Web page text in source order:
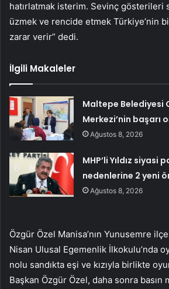
hatırlatmak isterim. Sevinç gösterileri
üzmek ve rencide etmek Türkiye’nin
zarar verir” dedi.
İlgili Makaleler
Maltepe Belediyesi
Merkezi’nin başarı
Ağustos 8, 2026
MHP’li Yıldız
nedenlerine 2 yeni
Ağustos 8, 2026
Özgür Özel Manisa’nın Yunusemre
Nisan Ulusal Egemenlik İlkokulu’nda
nolu sandıkta eşi ve kızıyla birlikte
Başkan Özgür Özel, daha sonra basın